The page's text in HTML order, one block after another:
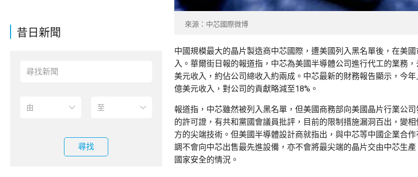
昔日新聞
尋找
來源：中芯國際微博
中國規模最大的晶片製造商中芯國際，遭美國列入黑名單後，在美
入。華爾街日報的報道指，中芯為美國半導體公司進行代工的業務
美元收入，約佔公司總收入約兩成。中芯最新的財務報告顯示，今
億美元收入，對公司的貢獻略減至18%。
報道指，中芯雖然被列入黑名單，但美國商務部向美國晶片行業公
的許可證，有共和黨國會議員批評，目前的限制措施漏洞百出，變
方的尖端技術。但美國半導體設計商就指出，與中芯等中國企業合
調不會向中芯出售最先進設備，亦不會將最尖端的晶片交由中芯生
國家安全的情況。